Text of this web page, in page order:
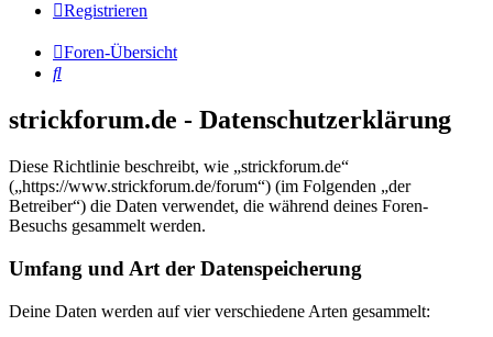
Registrieren
Foren-Übersicht
Suche
strickforum.de - Datenschutzerklärung
Diese Richtlinie beschreibt, wie „strickforum.de“
(„https://www.strickforum.de/forum“) (im Folgenden „der
Betreiber“) die Daten verwendet, die während deines Foren-
Besuchs gesammelt werden.
Umfang und Art der Datenspeicherung
Deine Daten werden auf vier verschiedene Arten gesammelt: